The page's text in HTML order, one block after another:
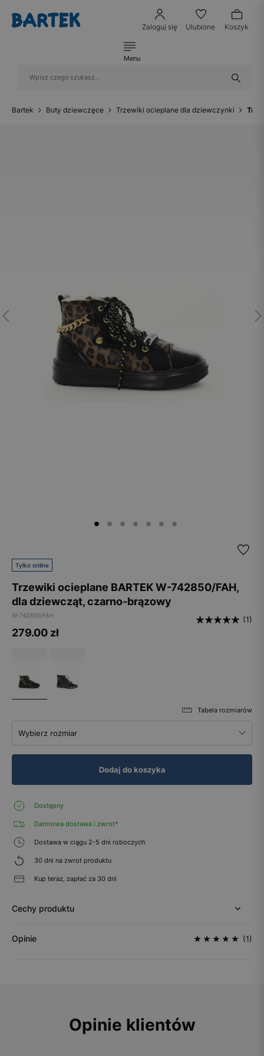
Zaloguj się Ulubione Koszyk
Menu
Bartek Buty dziewczęce Trzewiki ocieplane dla dziewczynki
Tylko online
Trzewiki ocieplane BARTEK W-742850/FAH,
dla dziewcząt, czarno-brązowy
W-742850/FAH (1)
279.00 zł
Tabela rozmiarów
Wybierz rozmiar
Dodaj do koszyka
Dostępny
Darmowa dostawa i zwrot*
Dostawa w ciągu 2-5 dni roboczych
30 dni na zwrot produktu
Kup teraz, zapłać za 30 dni
Cechy produktu
Opinie (1)
Opinie klientów